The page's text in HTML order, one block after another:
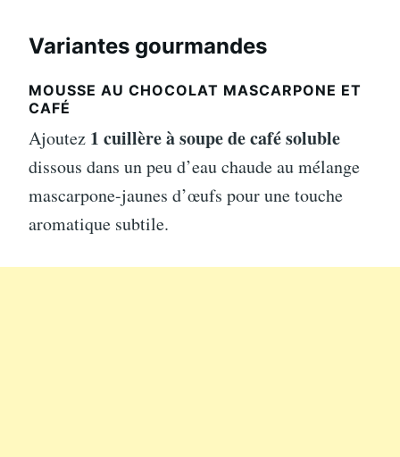
Variantes gourmandes
MOUSSE AU CHOCOLAT MASCARPONE ET
CAFÉ
Ajoutez 1 cuillère à soupe de café soluble
dissous dans un peu d’eau chaude au mélange
mascarpone-jaunes d’œufs pour une touche
aromatique subtile.